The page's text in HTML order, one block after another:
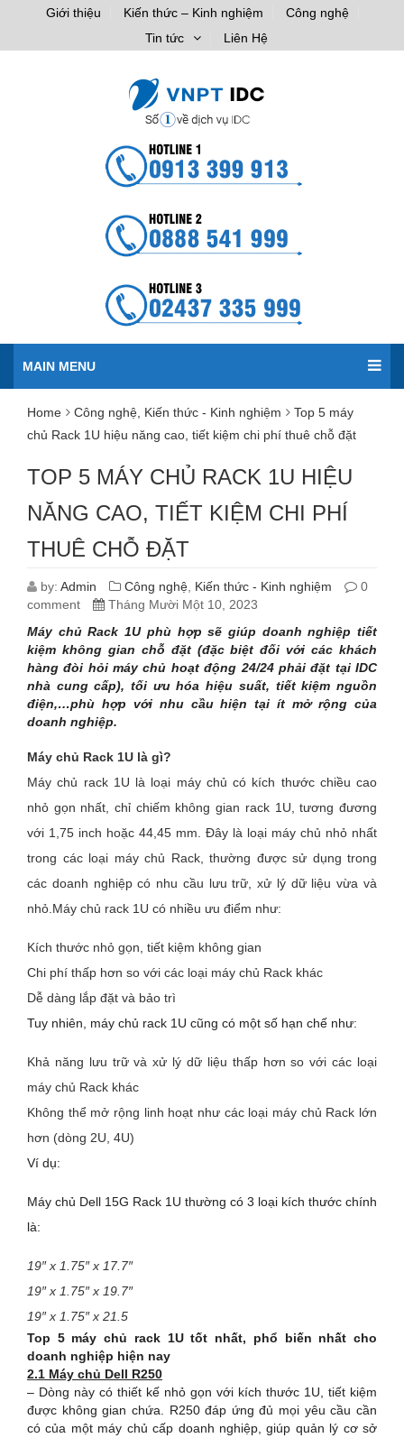
Giới thiệu Kiến thức – Kinh nghiệm
Công nghệ
Tin tức
Liên Hệ
MAIN MENU
Home Công nghệ Kiến thức - Kinh nghiệm
Top 5 máy
chủ Rack 1U hiệu năng cao, tiết kiệm chi phí thuê chỗ đặt
TOP 5 MÁY CHỦ RACK 1U HIỆU
NĂNG CAO, TIẾT KIỆM CHI PHÍ
THUÊ CHỖ ĐẶT
by: Admin Công nghệ Kiến thức - Kinh nghiệm
0
comment
Tháng Mười Một 10, 2023
Máy chủ Rack 1U phù hợp sẽ giúp doanh nghiệp tiết
kiệm không gian chỗ đặt (đặc biệt đối với các khách
hàng đòi hỏi máy chủ hoạt động 24/24 phải đặt tại IDC
nhà cung cấp), tối ưu hóa hiệu suất, tiết kiệm nguồn
điện,…phù hợp với nhu cầu hiện tại ít mở rộng của
doanh nghiệp.
Máy chủ Rack 1U là gì?
Máy chủ rack 1U là loại máy chủ có kích thước chiều cao
nhỏ gọn nhất, chỉ chiếm không gian rack 1U, tương đương
với 1,75 inch hoặc 44,45 mm. Đây là loại máy chủ nhỏ nhất
trong các loại máy chủ Rack, thường được sử dụng trong
các doanh nghiệp có nhu cầu lưu trữ, xử lý dữ liệu vừa và
nhỏ.Máy chủ rack 1U có nhiều ưu điểm như:
Kích thước nhỏ gọn, tiết kiệm không gian
Chi phí thấp hơn so với các loại máy chủ Rack khác
Dễ dàng lắp đặt và bảo trì
Tuy nhiên, máy chủ rack 1U cũng có một số hạn chế như:
Khả năng lưu trữ và xử lý dữ liệu thấp hơn so với các loại
máy chủ Rack khác
Không thể mở rộng linh hoạt như các loại máy chủ Rack lớn
hơn (dòng 2U, 4U)
Ví dụ:
Máy chủ Dell 15G Rack 1U thường có 3 loại kích thước chính
là:
19″ x 1.75″ x 17.7″
19″ x 1.75″ x 19.7″
19″ x 1.75″ x 21.5
Top 5 máy chủ rack 1U tốt nhất, phổ biến nhất cho
doanh nghiệp hiện nay
2.1 Máy chủ Dell R250
– Dòng này có thiết kế nhỏ gọn với kích thước 1U, tiết kiệm
được không gian chứa. R250 đáp ứng đủ mọi yêu cầu cần
có của một máy chủ cấp doanh nghiệp, giúp quản lý cơ sở